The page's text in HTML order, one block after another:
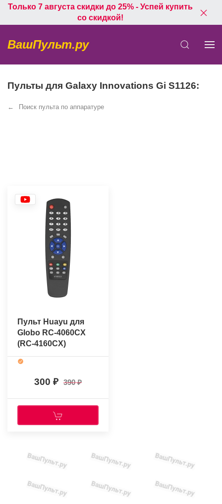
Только 7 августа скидки до 25% - Успей купить
со скидкой!
ВашПульт.ру
Пульты для Galaxy Innovations Gi S1126:
Поиск пульта по аппаратуре
Пульт Huayu для
Globo RC-4060CX
(RC-4160CX)
300 390